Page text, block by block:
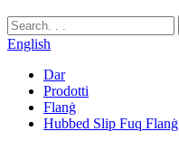
English
Dar
Prodotti
Flanġ
Hubbed Slip Fuq Flanġ